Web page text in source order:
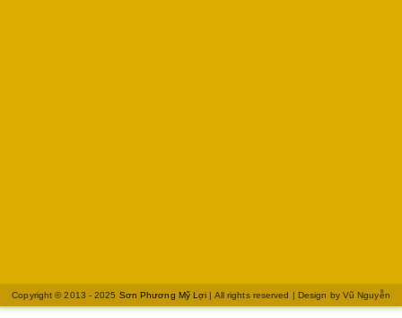
Copyright © 2013 - 2025 Sơn Phương Mỹ Lợi | All rights reserved | Design by Vũ Nguyễn